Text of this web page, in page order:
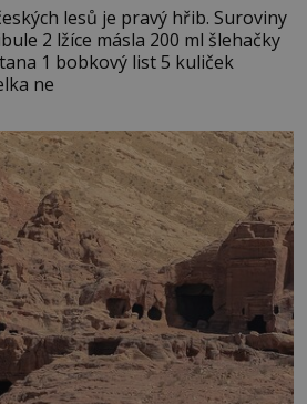
lesů je pravý hřib. Suroviny
2 lžíce másla 200 ml šlehačky
1 bobkový list 5 kuliček
ne